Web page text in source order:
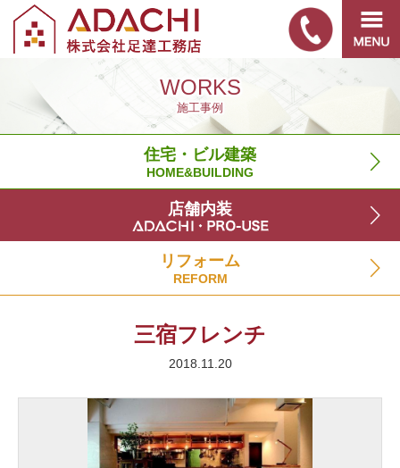
WORKS
施工事例
住宅・ビル建築
HOME&BUILDING
店舗内装
リフォーム
REFORM
三宿フレンチ
2018.11.20